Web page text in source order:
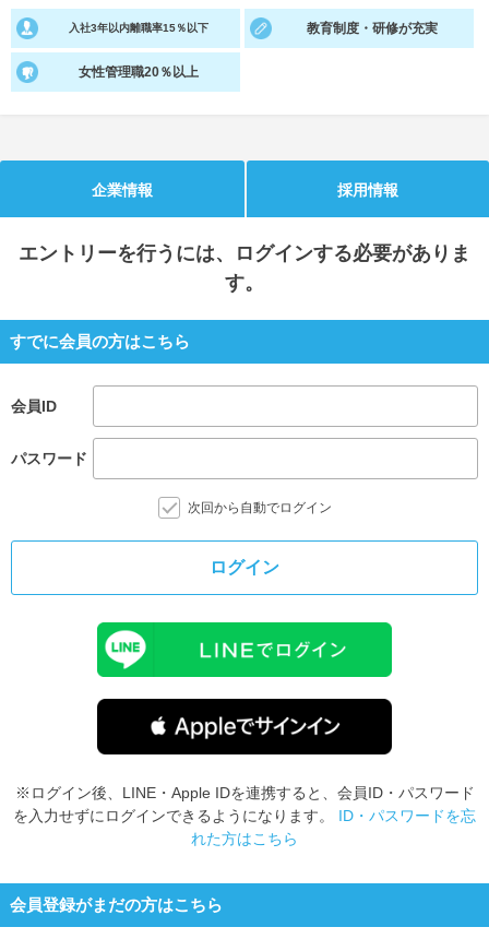
就活支援
就活ノウハウが満載！
就活コラム
就活ニュースペーパー よくある質問
入社3年以内離職率15％以下 教育制度・研修が充実
女性管理職20％以上
企業情報 採用情報
エントリーを行うには、ログインする必要がありま
す。
すでに会員の方はこちら
会員ID
パスワード
次回から自動でログイン
ログイン
※ログイン後、LINE・Apple IDを連携すると、会員ID・パスワード
を入力せずにログインできるようになります。 ID・パスワードを忘
れた方はこちら
会員登録がまだの方はこちら